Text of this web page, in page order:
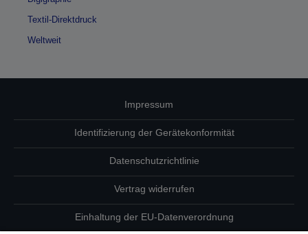
Textil-Direktdruck
Weltweit
Impressum
Identifizierung der Gerätekonformität
Datenschutzrichtlinie
Vertrag widerrufen
Einhaltung der EU-Datenverordnung